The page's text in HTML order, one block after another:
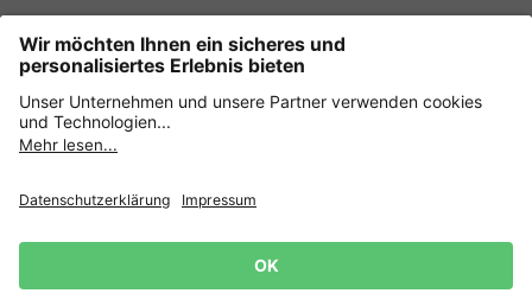
Unsere Zahlungsarten
Sicher einkaufen mit
Datenschutz AGB Impressum Widerruf erklären